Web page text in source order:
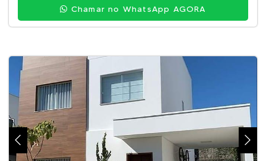
Chamar no WhatsApp AGORA